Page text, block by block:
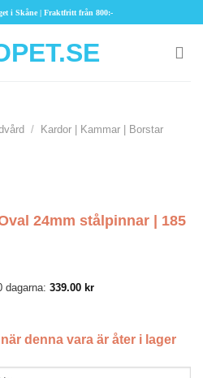
i Skåne | Fraktfritt från 800:-
/ Kardor | Kammar | Borstar
24mm stålpinnar | 185
dagarna: 339.00 kr
denna vara är åter i lager